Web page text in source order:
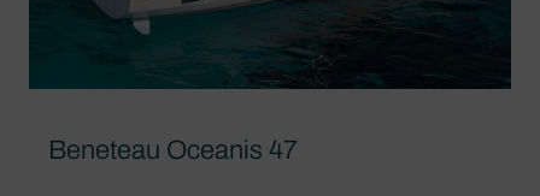
Beneteau Oceanis 47